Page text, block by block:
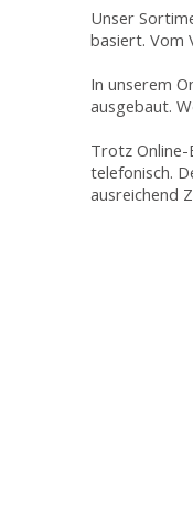
Unser
basiert. Vom
In unserem
ausgebaut.
Trotz
telefonisch.
ausreichend